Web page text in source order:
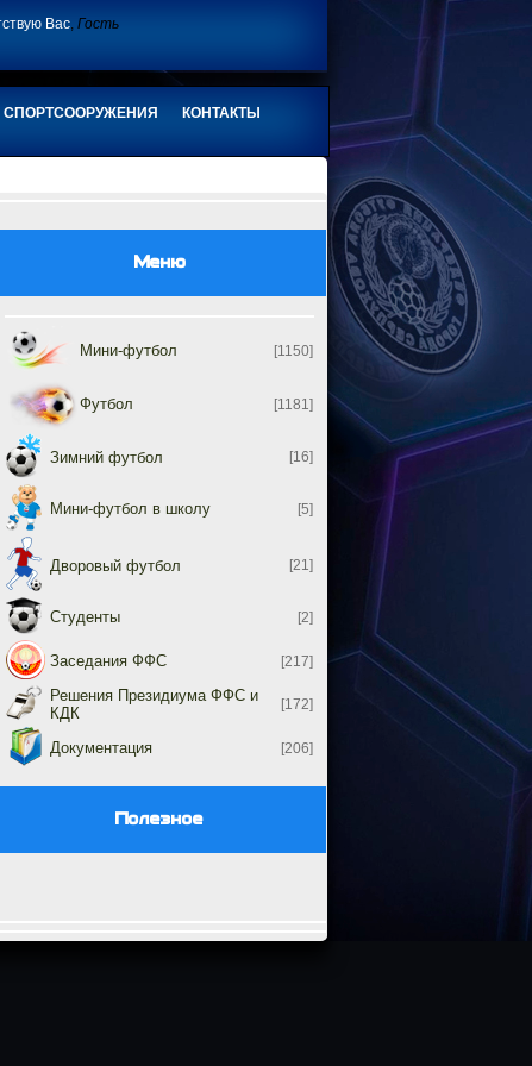
Вас,Гость
СПОРТСООРУЖЕНИЯ КОНТАКТЫ
Меню
Мини-футбол [1150]
Футбол [1181]
Зимний футбол [16]
Мини-футбол в школу [5]
Дворовый футбол [21]
Студенты [2]
Заседания ФФС [217]
Решения Президиума ФФС и
КДК
[172]
Документация [206]
Полезное